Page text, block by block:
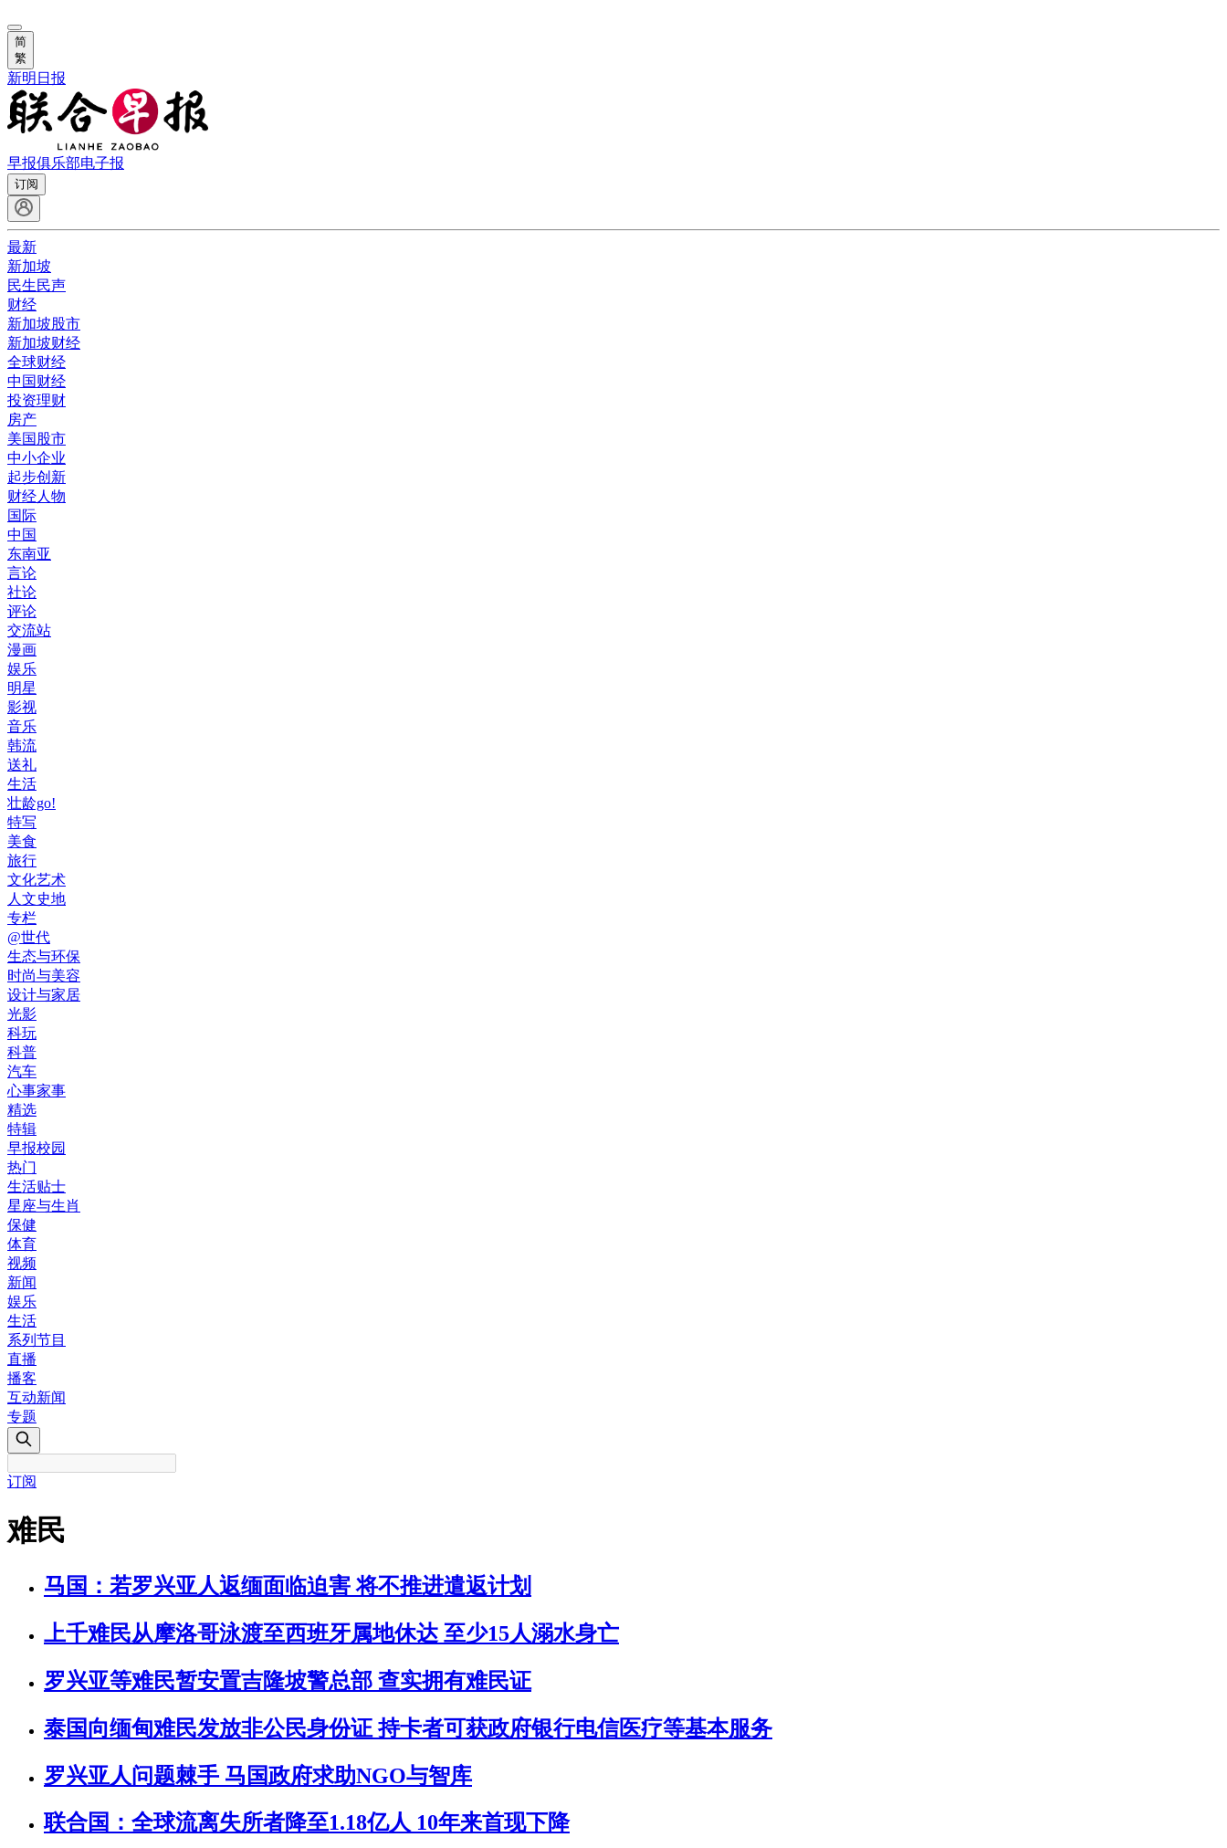
简
繁
新明日报
早报俱乐部电子报
订阅
最新
新加坡
民生民声
财经
新加坡股市
新加坡财经
全球财经
中国财经
投资理财
房产
美国股市
中小企业
起步创新
财经人物
国际
中国
东南亚
言论
社论
评论
交流站
漫画
娱乐
明星
影视
音乐
韩流
送礼
生活
壮龄go!
特写
美食
旅行
文化艺术
人文史地
专栏
@世代
生态与环保
时尚与美容
设计与家居
光影
科玩
科普
汽车
心事家事
精选
特辑
早报校园
热门
生活贴士
星座与生肖
保健
体育
视频
新闻
娱乐
生活
系列节目
直播
播客
互动新闻
专题
订阅
难民
马国：若罗兴亚人返缅面临迫害 将不推进遣返计划
上千难民从摩洛哥泳渡至西班牙属地休达 至少15人溺水身亡
罗兴亚等难民暂安置吉隆坡警总部 查实拥有难民证
泰国向缅甸难民发放非公民身份证 持卡者可获政府银行电信医疗等基本服务
罗兴亚人问题棘手 马国政府求助NGO与智库
联合国：全球流离失所者降至1.18亿人 10年来首现下降